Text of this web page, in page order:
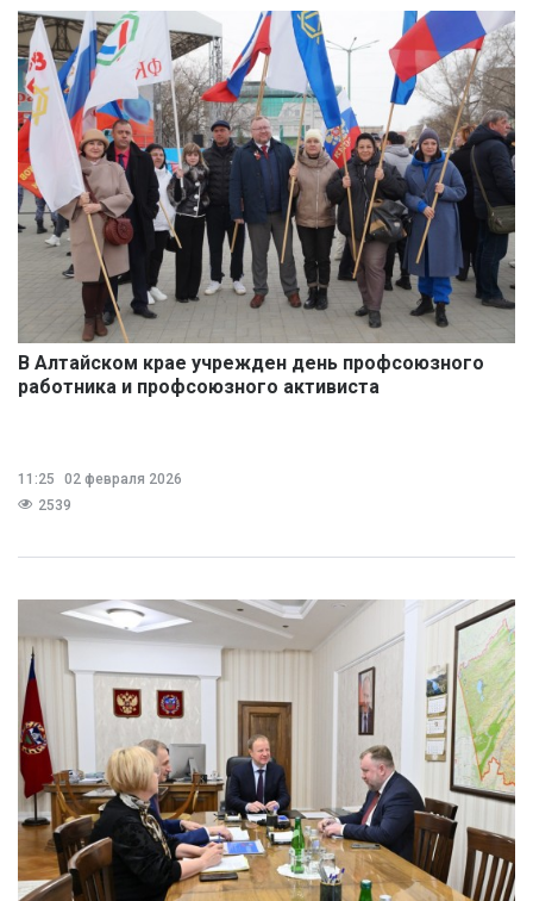
В Алтайском крае учрежден день профсоюзного
работника и профсоюзного активиста
11:25
02 февраля 2026
2539